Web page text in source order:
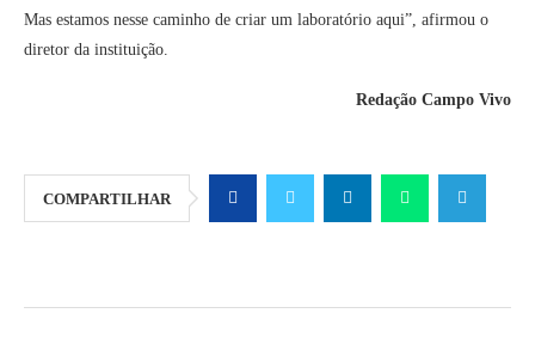
Mas estamos nesse caminho de criar um laboratório aqui”, afirmou o
diretor da instituição.
Redação Campo Vivo
COMPARTILHAR